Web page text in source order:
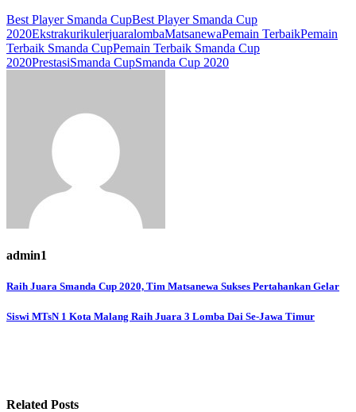
Best Player Smanda CupBest Player Smanda Cup
2020EkstrakurikulerjuaralombaMatsanewaPemain TerbaikPemain
Terbaik Smanda CupPemain Terbaik Smanda Cup
2020PrestasiSmanda CupSmanda Cup 2020
admin1
Navigasi
pos
Raih Juara Smanda Cup 2020, Tim Matsanewa Sukses Pertahankan Gelar
Siswi MTsN 1 Kota Malang Raih Juara 3 Lomba Dai Se-Jawa Timur
Related Posts